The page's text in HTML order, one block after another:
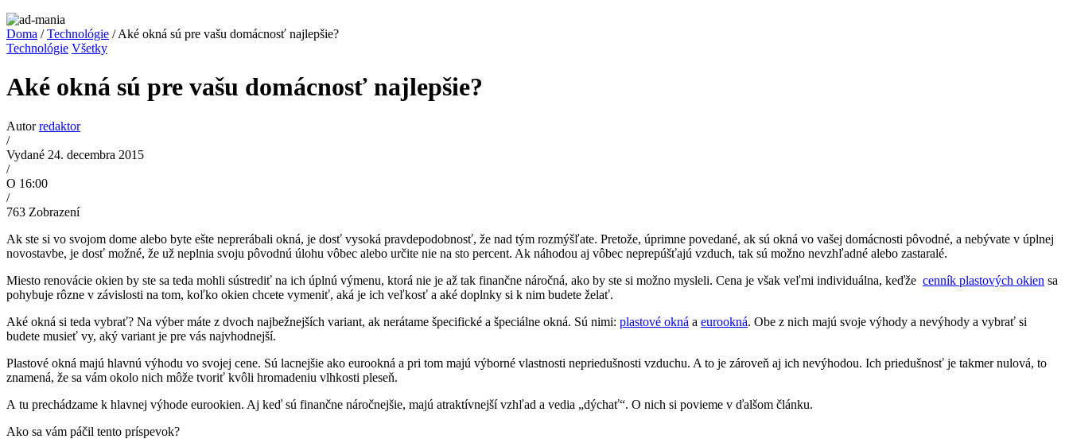
Doma /Technológie / Aké okná sú pre vašu domácnosť najlepšie?
Technológie Všetky
Aké okná sú pre vašu domácnosť najlepšie?
Autorredaktor
/
Vydané 24. decembra 2015
/
O 16:00
/
763 Zobrazení
Ak ste si vo svojom dome alebo byte ešte neprerábali okná, je dosť vysoká pravdepodobnosť, že nad tým rozmýšľate. Pretože, úprimne povedané, ak sú okná vo vašej domácnosti pôvodné, a nebývate v úplnej
novostavbe, je dosť možné, že už neplnia svoju pôvodnú úlohu vôbec alebo určite nie na sto percent. Ak náhodou aj vôbec neprepúšťajú vzduch, tak sú možno nevzhľadné alebo zastaralé.
Miesto renovácie okien by ste sa teda mohli sústrediť na ich úplnú výmenu, ktorá nie je až tak finančne náročná, ako by ste si možno mysleli. Cena je však veľmi individuálna, keďže cenník plastových okien sa
pohybuje rôzne v závislosti na tom, koľko okien chcete vymeniť, aká je ich veľkosť a aké doplnky si k nim budete želať.
Aké okná si teda vybrať? Na výber máte z dvoch najbežnejších variant, ak nerátame špecifické a špeciálne okná. Sú nimi: plastové okná a eurookná. Obe z nich majú svoje výhody a nevýhody a vybrať si
budete musieť vy, aký variant je pre vás najvhodnejší.
Plastové okná majú hlavnú výhodu vo svojej cene. Sú lacnejšie ako eurookná a pri tom majú výborné vlastnosti nepriedušnosti vzduchu. A to je zároveň aj ich nevýhodou. Ich priedušnosť je takmer nulová, to
znamená, že sa vám okolo nich môže tvoriť kvôli hromadeniu vlhkosti pleseň.
A tu prechádzame k hlavnej výhode eurookien. Aj keď sú finančne náročnejšie, majú atraktívnejší vzhľad a vedia „dýchať“. O nich si povieme v ďalšom článku.
Ako sa vám páčil tento príspevok?